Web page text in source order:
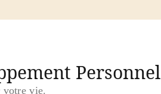
Personnel
votre vie.